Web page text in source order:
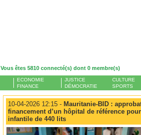
Vous êtes 5810 connecté(s) dont 0 membre(s)
ECONOMIE
FINANCE
JUSTICE
DÉMOCRATIE
CULTURE
SPORTS
10-04-2026 12:15 - Mauritanie-BID :
financement d’un hôpital de référence
infantile de 440 lits